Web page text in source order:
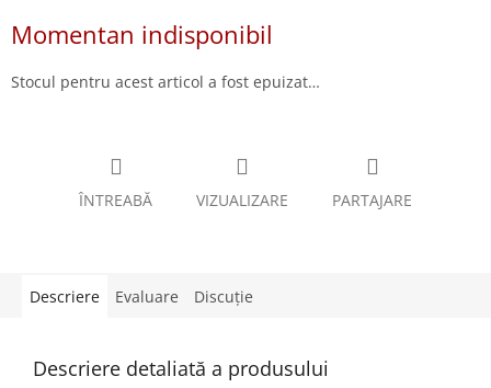
preţ:
Momentan indisponibil
Stocul pentru acest articol a fost epuizat…
ÎNTREABĂ VIZUALIZARE PARTAJARE
Descriere Evaluare Discuţie
Descriere detaliată a produsului